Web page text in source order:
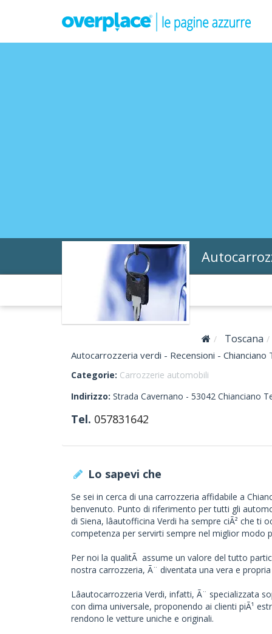
Toscana
Autocarrozzeria verdi - Recensioni - Chianciano
Categorie: Carrozzerie automobili
Indirizzo: Strada Cavernano - 53042 Chianciano
Tel. 057831642
Lo sapevi che
Se sei in cerca di una carrozzeria affidabile a
benvenuto. Punto di riferimento per tutti gli
di Siena, lâautofficina Verdi ha sempre ciÃ² che
competenza per servirti sempre nel miglior modo
Per noi la qualitÃ assume un valore del tutto
nostra carrozzeria, Ã¨ diventata una vera e propria
Lâautocarrozzeria Verdi, infatti, Ã¨
con dima universale, proponendo ai clienti piÃ¹
rendono le vetture uniche e originali.